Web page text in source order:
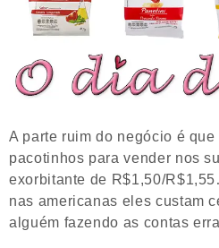
A parte ruim do negócio é
pacotinhos para vender nos
exorbitante de R$1,50/
nas americanas eles custam
alguém fazendo as contas